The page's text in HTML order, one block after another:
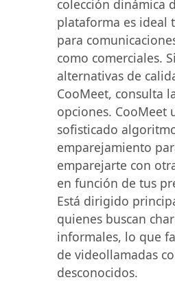
colección dinámica
plataforma es ideal
para
como comerciales.
alternativas de
CooMeet, consulta
opciones. CooMeet
sofisticado
emparejamiento
emparejarte con
en función de tus
Está dirigido
quienes buscan
informales, lo que
de videollamadas
desconocidos.